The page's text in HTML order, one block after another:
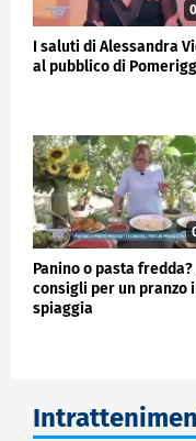
I saluti di Alessandra
al pubblico di
Panino o pasta fredda?
consigli per un pranzo
spiaggia